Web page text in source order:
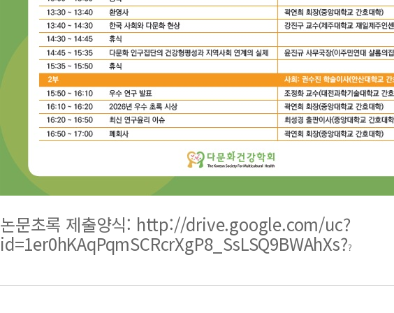
논문초록 제출양식: http://drive.google.com/uc?
id=1er0hKAqPqmSCRcrXgP8_SsLSQ9BWAhXs??